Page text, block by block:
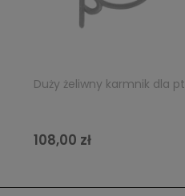
Duży żeliwny karmnik dla
108,00 zł